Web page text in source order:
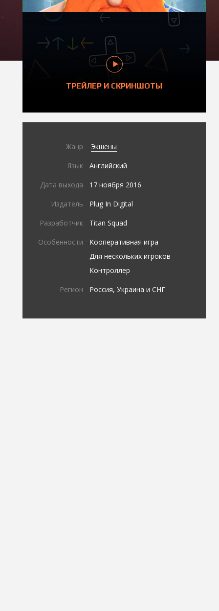
ТРЕЙЛЕР И СКРИНШОТЫ
Жанр Экшены
Язык Английский
Дата выхода 17 ноября 2016
Издатель Plug In Digital
Разработчик Titan Squad
Особенности
Кооперативная игра
Для нескольких игроков
Контроллер
Регион Россия, Украина и СНГ